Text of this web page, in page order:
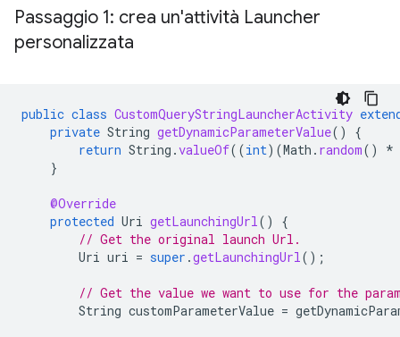
Passaggio 1: crea un'attività Launcher
personalizzata
public class CustomQueryStringLauncherActivity
private String getDynamicParameterValue()
{
return String .valueOf((int)(Math . random()
*
}
@Override
protected Uri getLaunchingUrl()
{
// Get the original launch Url.
Uri uri = super .getLaunchingUrl();
// Get the value we want to use for the
String customParameterValue =